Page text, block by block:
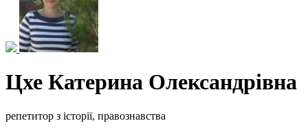
Цхе Катерина Олександрівна
репетитор з історії, правознавства